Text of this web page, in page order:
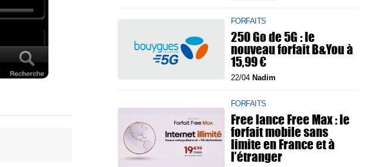
FORFAITS
250 Go de 5G : le
nouveau forfait B&You à
15,99 €
22/04 Nadim
FORFAITS
Free lance Free Max : le
forfait mobile sans
limite en France et à
l’étranger